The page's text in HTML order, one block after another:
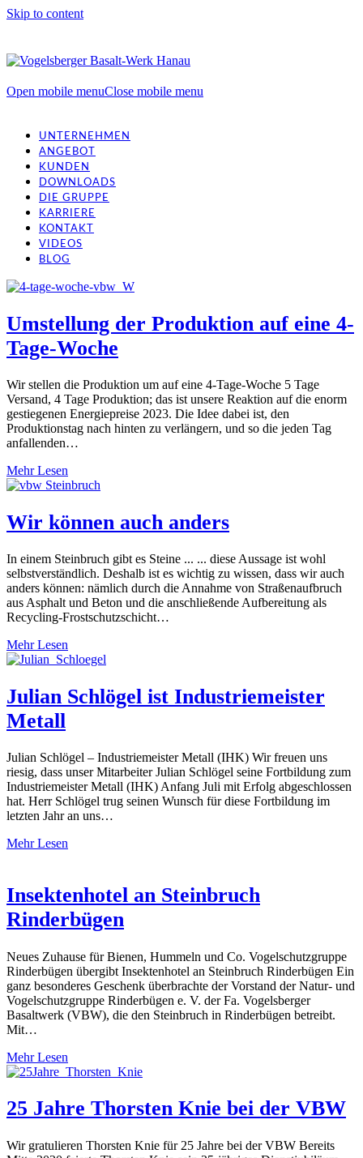
Skip to content
Open mobile menuClose mobile menu
UNTERNEHMEN
ANGEBOT
KUNDEN
DOWNLOADS
DIE GRUPPE
KARRIERE
KONTAKT
VIDEOS
BLOG
Umstellung der Produktion auf eine 4-
Tage-Woche
Wir stellen die Produktion um auf eine 4-Tage-Woche 5 Tage
Versand, 4 Tage Produktion; das ist unsere Reaktion auf die enorm
gestiegenen Energiepreise 2023. Die Idee dabei ist, den
Produktionstag nach hinten zu verlängern, und so die jeden Tag
anfallenden…
Mehr Lesen
Wir können auch anders
In einem Steinbruch gibt es Steine ... ... diese Aussage ist wohl
selbstverständlich. Deshalb ist es wichtig zu wissen, dass wir auch
anders können: nämlich durch die Annahme von Straßenaufbruch
aus Asphalt und Beton und die anschließende Aufbereitung als
Recycling-Frostschutzschicht…
Mehr Lesen
Julian Schlögel ist Industriemeister
Metall
Julian Schlögel – Industriemeister Metall (IHK) Wir freuen uns
riesig, dass unser Mitarbeiter Julian Schlögel seine Fortbildung zum
Industriemeister Metall (IHK) Anfang Juli mit Erfolg abgeschlossen
hat. Herr Schlögel trug seinen Wunsch für diese Fortbildung im
letzten Jahr an uns…
Mehr Lesen
Insektenhotel an Steinbruch
Rinderbügen
Neues Zuhause für Bienen, Hummeln und Co. Vogelschutzgruppe
Rinderbügen übergibt Insektenhotel an Steinbruch Rinderbügen Ein
ganz besonderes Geschenk überbrachte der Vorstand der Natur- und
Vogelschutzgruppe Rinderbügen e. V. der Fa. Vogelsberger
Basaltwerk (VBW), die den Steinbruch in Rinderbügen betreibt.
Mit…
Mehr Lesen
25 Jahre Thorsten Knie bei der VBW
Wir gratulieren Thorsten Knie für 25 Jahre bei der VBW Bereits